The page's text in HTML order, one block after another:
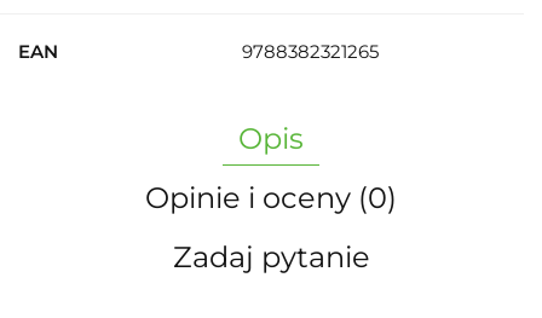
EAN 9788382321265
Opis
Opinie i oceny (0)
Zadaj pytanie